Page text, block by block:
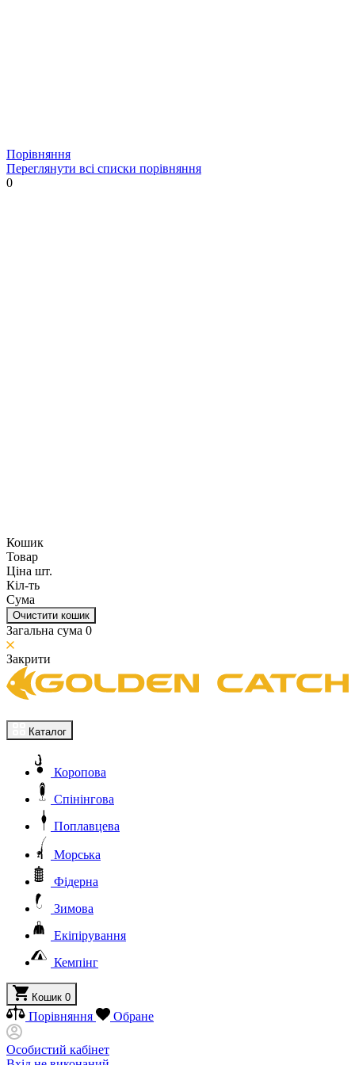
Порівняння
Переглянути всі списки порівняння
0
Кошик
Товар
Ціна шт.
Кіл-ть
Сума
Очистити кошик
Загальна сума 0
Закрити
Каталог
Коропова
Спінінгова
Поплавцева
Морська
Фідерна
Зимова
Екіпірування
Кемпінг
Кошик 0
Порівняння Обране
Особистий кабінет